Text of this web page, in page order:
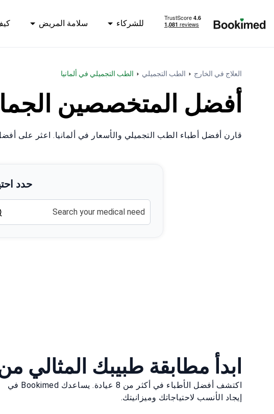
للشركاء سلامة المريض
العلاج في الخارج الطب التجميلي الطب التجميلي في ألمانيا
أفضل المتخصصين
قارن أفضل أطباء الطب التجميلي والأسعار في ألمانيا. اعثر على
حدد
ابدأ مطابقة طبيبك المثالي
اكتشف أفضل الأطباء في أكثر من 8 عيادة. يساعدك Bookimed في
إيجاد الأنسب لاحتياجاتك وميزانيتك.